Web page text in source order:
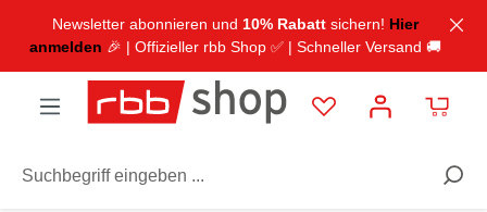
springen
Newsletter abonnieren und 10% Rabattsichern! Hier
anmelden 🎉 | Offizieller rbb Shop ✅ | Schneller Versand 🚚
TV & Radio Unser Sandmännchen